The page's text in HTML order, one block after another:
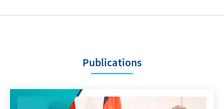
Publications